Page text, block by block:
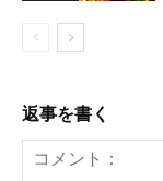
返事を書く